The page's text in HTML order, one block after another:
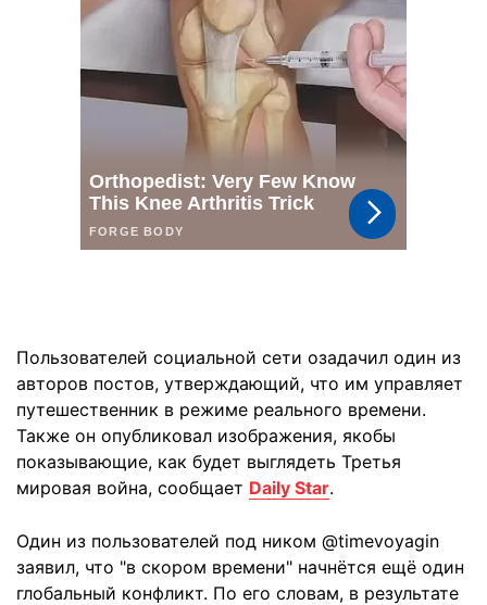
Пользователей социальной сети озадачил один из
авторов постов, утверждающий, что им управляет
путешественник в режиме реального времени.
Также он опубликовал изображения, якобы
показывающие, как будет выглядеть Третья
мировая война, сообщает Daily Star.
Один из пользователей под ником @timevoyagin
заявил, что "в скором времени" начнётся ещё один
глобальный конфликт. По его словам, в результате